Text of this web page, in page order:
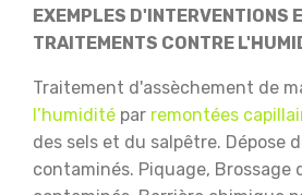
EXEMPLES D'INTERVENTIONS
TRAITEMENTS CONTRE
Traitement d'assèchement de
l’humidité par remontées
des sels et du salpêtre. Dépose
contaminés. Piquage, Brossage